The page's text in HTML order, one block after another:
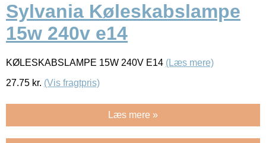
Sylvania Køleskabslampe
15w 240v e14
KØLESKABSLAMPE 15W 240V E14 (Læs mere)
27.75 kr. (Vis fragtpris)
Læs mere »